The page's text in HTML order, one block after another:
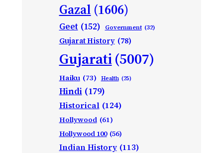
Gazal (1606)
Geet (152) Government (32)
Gujarat History (78)
Gujarati(5007)
Haiku (73) Health (25)
Hindi (179)
Historical (124)
Hollywood (61)
Hollywood 100 (56)
Indian History (113)